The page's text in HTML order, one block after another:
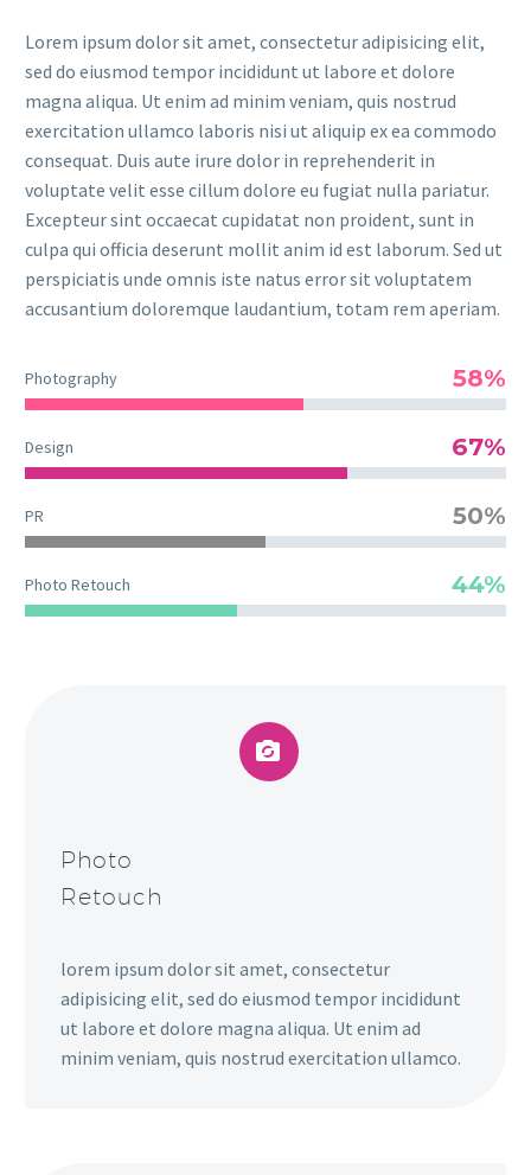
Lorem ipsum dolor sit amet, consectetur adipisicing elit,
sed do eiusmod tempor incididunt ut labore et dolore
magna aliqua. Ut enim ad minim veniam, quis nostrud
exercitation ullamco laboris nisi ut aliquip ex ea commodo
consequat. Duis aute irure dolor in reprehenderit in
voluptate velit esse cillum dolore eu fugiat nulla pariatur.
Excepteur sint occaecat cupidatat non proident, sunt in
culpa qui officia deserunt mollit anim id est laborum. Sed ut
perspiciatis unde omnis iste natus error sit voluptatem
accusantium doloremque laudantium, totam rem aperiam.
Photography 58%
Design 67%
PR 50%
Photo Retouch 44%


Photo
Retouch
lorem ipsum dolor sit amet, consectetur
adipisicing elit, sed do eiusmod tempor incididunt
ut labore et dolore magna aliqua. Ut enim ad
minim veniam, quis nostrud exercitation ullamco.